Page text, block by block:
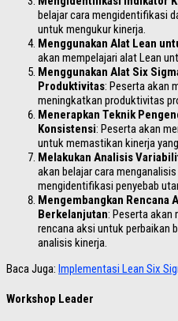
belajar cara mengidentifikasi
untuk mengukur kinerja.
Menggunakan Alat Lean
akan mempelajari alat Lean
Menggunakan Alat Six
Produktivitas: Peserta akan
meningkatkan produktivitas
Menerapkan Teknik
Konsistensi: Peserta akan
untuk memastikan kinerja
Melakukan Analisis
akan belajar cara
mengidentifikasi penyebab
Mengembangkan Rencana
Berkelanjutan: Peserta akan
rencana aksi untuk perbaikan
analisis kinerja.
Baca Juga: Implementasi Lean Six
Workshop Leader